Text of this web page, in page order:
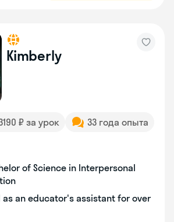
Kimberly
₽ за урок
33 года опыта
of Science in Interpersonal
as an educator's assistant for over